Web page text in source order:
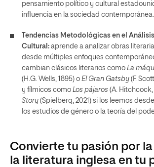
pensamiento político y cultural
influencia en la sociedad contemporánea.
Tendencias Metodológicas en el
Cultural: aprende a analizar obras
desde múltiples enfoques
cambian clásicos literarios como La
(H.G. Wells, 1895) o El Gran Gatsby (F.
y fílmicos como Los pájaros (A. Hitchcock,
Story (Spielberg, 2021) si los leemos
los estudios de género o la teoría del
Convierte tu pasión por
la literatura inglesa en tu